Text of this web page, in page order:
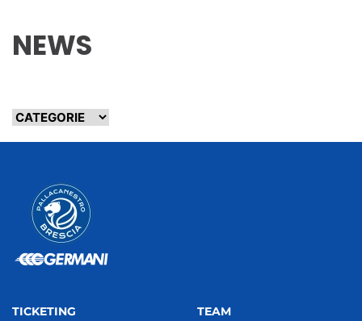
NEWS
TICKETING TEAM